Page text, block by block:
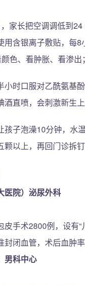
家长把空调调低到
含银离子敷贴，每
色、看肿胀、看渗
小时口服对乙酰氨
直喷，会刺激新生
孩子泡澡10分钟，
以上，再回门诊拆
医院）泌尿外科
手术2800例，设有
闭血管，术后血肿
男科中心